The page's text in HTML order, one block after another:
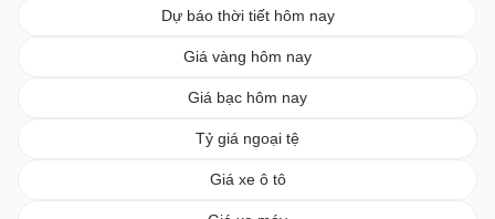
Dự báo thời tiết hôm nay
Giá vàng hôm nay
Giá bạc hôm nay
Tỷ giá ngoại tệ
Giá xe ô tô